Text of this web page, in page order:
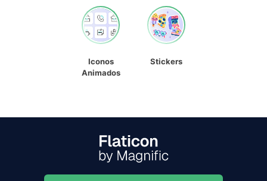
Iconos
Animados
Stickers